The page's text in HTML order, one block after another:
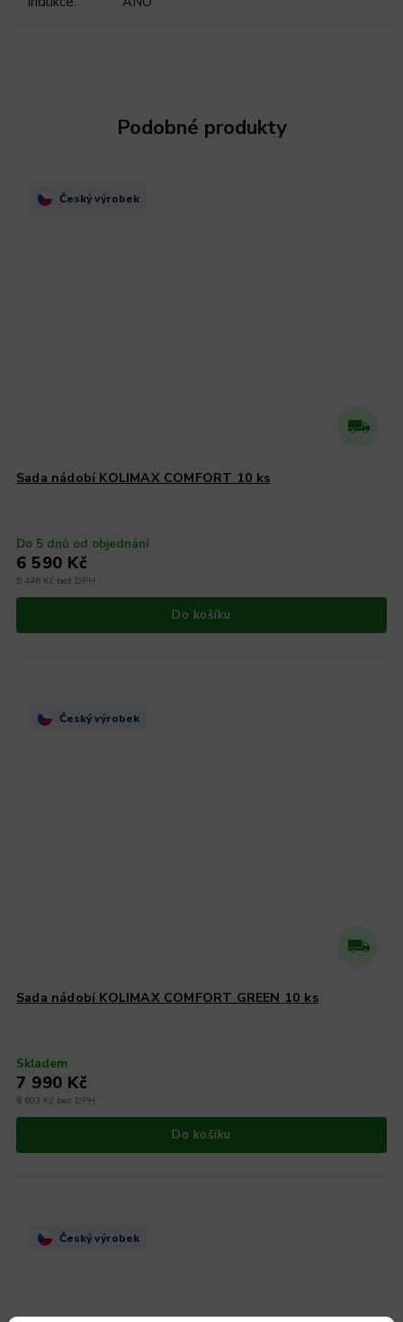
Podobné produkty
Český výrobek
Sada nádobí KOLIMAX COMFORT 10 ks
Do 5 dnů od objednání
5 446 Kč bez DPH
6 590 Kč
Do košíku
Český výrobek
Sada nádobí KOLIMAX COMFORT GREEN 10 ks
Skladem
6 603 Kč bez DPH
7 990 Kč
Do košíku
Český výrobek